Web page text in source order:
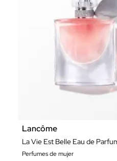
Lancôme
La Vie Est Belle Eau de
Perfumes de mujer